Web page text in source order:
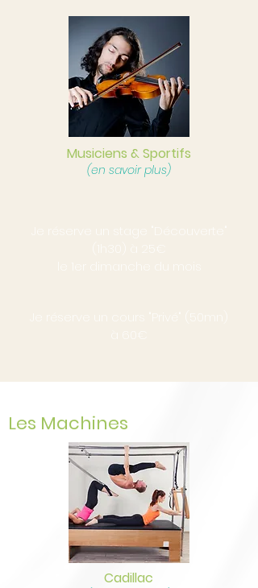
Musiciens & Sportifs
(en savoir plus)
le 1er dimanche du mois
Je réserve un cours "Privé" (50mn)
Les Machines
Cadillac